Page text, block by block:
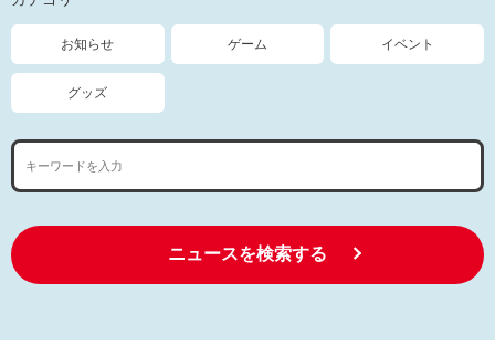
お知らせ ゲーム イベント
グッズ
ニュースを検索する